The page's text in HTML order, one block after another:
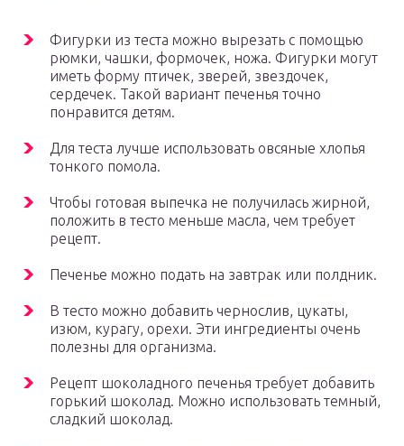
Фигурки из теста можно вырезать с помощью
рюмки, чашки, формочек, ножа. Фигурки могут
иметь форму птичек, зверей, звездочек,
сердечек. Такой вариант печенья точно
понравится детям.
Для теста лучше использовать овсяные хлопья
тонкого помола.
Чтобы готовая выпечка не получилась жирной,
положить в тесто меньше масла, чем требует
рецепт.
Печенье можно подать на завтрак или полдник.
В тесто можно добавить чернослив, цукаты,
изюм, курагу, орехи. Эти ингредиенты очень
полезны для организма.
Рецепт шоколадного печенья требует добавить
горький шоколад. Можно использовать темный,
сладкий шоколад.